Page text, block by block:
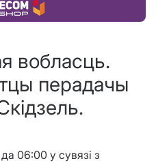
тавар
вобласць.
перадачы
да 06:00 у сувязі з